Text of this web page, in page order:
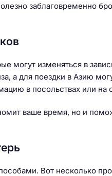
заблаговременно
могут изменяться в
а для поездки в Азию
в посольствах или на
ваше время, но и
Вот несколько